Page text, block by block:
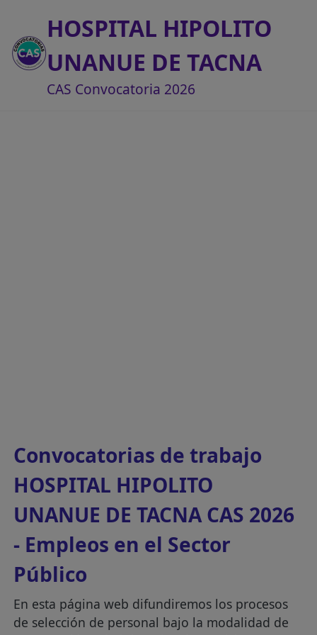
HOSPITAL HIPOLITO
UNANUE DE TACNA
CAS Convocatoria 2026
Convocatorias de trabajo
HOSPITAL HIPOLITO
UNANUE DE TACNA CAS 2026
- Empleos en el Sector
Público
En esta página web difundiremos los procesos
de selección de personal bajo la modalidad de